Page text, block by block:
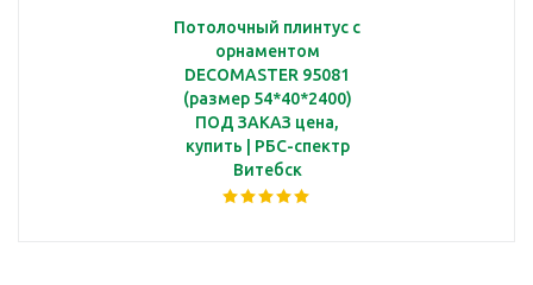
Потолочный плинтус с
орнаментом
DECOMASTER 95081
(размер 54*40*2400)
ПОД ЗАКАЗ цена,
купить | РБС-спектр
Витебск